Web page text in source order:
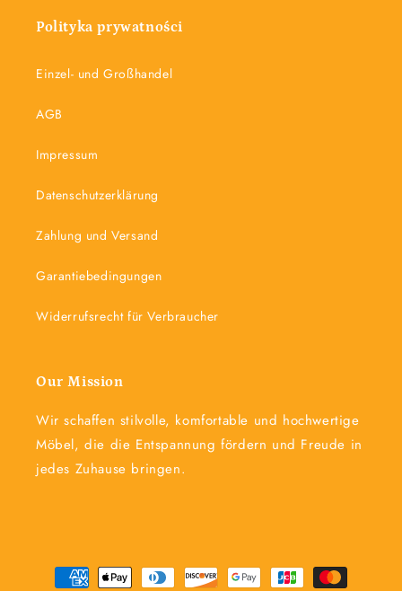
Polityka prywatności
Einzel- und Großhandel
AGB
Impressum
Datenschutzerklärung
Zahlung und Versand
Garantiebedingungen
Widerrufsrecht für Verbraucher
Our Mission
Wir schaffen stilvolle, komfortable und hochwertige
Möbel, die die Entspannung fördern und Freude in
jedes Zuhause bringen.
Zahlungsmethoden